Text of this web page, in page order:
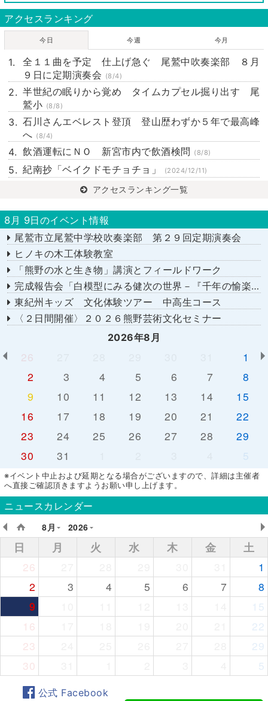
アクセスランキング
今日 今週 今月
全１１曲を予定 仕上げ急ぐ 尾鷲中吹奏楽部 ８月
９日に定期演奏会 (8/4)
半世紀の眠りから覚め タイムカプセル掘り出す 尾
鷲小 (8/8)
石川さんエベレスト登頂 登山歴わずか５年で最高峰
へ (8/4)
飲酒運転にＮＯ 新宮市内で飲酒検問 (8/8)
紀南抄「ベイクドモチョチョ」 (2024/12/11)
アクセスランキング一覧
8月 9日のイベント情報
尾鷲市立尾鷲中学校吹奏楽部 第２９回定期演奏会
ヒノキの木工体験教室
「熊野の水と生き物」講演とフィールドワーク
完成報告会「白模型にみる健次の世界－『千年の愉楽』『奇蹟』より－」
東紀州キッズ 文化体験ツアー 中高生コース
〈２日間開催〉２０２６熊野芸術文化セミナー
2026年8月
26
1
2
3 4 5 6 7
8
9
10 11 12 13 14
15
16
17 18 19 20 21
22
23
24 25 26 27 28
29
30
31 5
※イベント中止および延期となる場合がございますので、詳細は主催者
へ直接ご確認頂きますようお願い申し上げます。
ニュースカレンダー
8月
2026
日 月 火 水 木 金
土
26
1
2
3 4 5 6 7
8
9
15
16
22
23
29
30
5
公式 Facebook